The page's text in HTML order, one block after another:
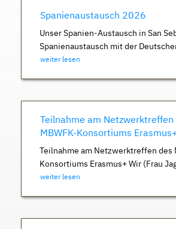
Spanienaustausch 2026
Unser Spanien-Austausch in San
Spanienaustausch mit der
weiter lesen
Teilnahme am Netzwerktreffen
MBWFK-Konsortiums
Teilnahme am Netzwerktreffen des
Konsortiums Erasmus+ Wir (Frau
weiter lesen